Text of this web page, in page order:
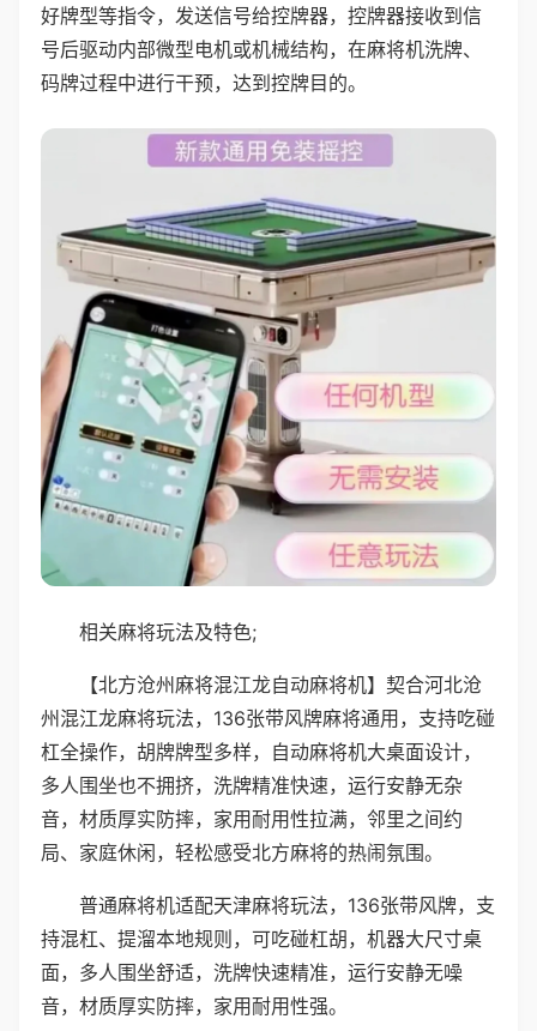
好牌型等指令，发送信号给控牌器，控牌器接收到信
号后驱动内部微型电机或机械结构，在麻将机洗牌、
码牌过程中进行干预，达到控牌目的。
相关麻将玩法及特色;
【北方沧州麻将混江龙自动麻将机】契合河北沧
州混江龙麻将玩法，136张带风牌麻将通用，支持吃碰
杠全操作，胡牌牌型多样，自动麻将机大桌面设计，
多人围坐也不拥挤，洗牌精准快速，运行安静无杂
音，材质厚实防摔，家用耐用性拉满，邻里之间约
局、家庭休闲，轻松感受北方麻将的热闹氛围。
普通麻将机适配天津麻将玩法，136张带风牌，支
持混杠、提溜本地规则，可吃碰杠胡，机器大尺寸桌
面，多人围坐舒适，洗牌快速精准，运行安静无噪
音，材质厚实防摔，家用耐用性强。